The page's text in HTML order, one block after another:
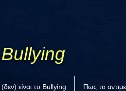
Bullying
(δεν) είναι το Bullying Πως το